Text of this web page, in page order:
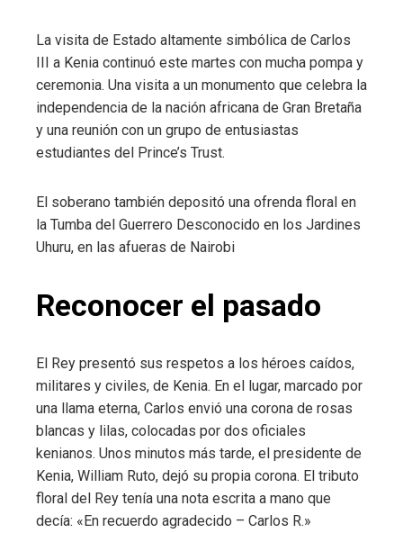
La visita de Estado altamente simbólica de Carlos
III a Kenia continuó este martes con mucha pompa y
ceremonia. Una visita a un monumento que celebra la
independencia de la nación africana de Gran Bretaña
y una reunión con un grupo de entusiastas
estudiantes del Prince’s Trust.
El soberano también depositó una ofrenda floral en
la Tumba del Guerrero Desconocido en los Jardines
Uhuru, en las afueras de Nairobi
Reconocer el pasado
El Rey presentó sus respetos a los héroes caídos,
militares y civiles, de Kenia. En el lugar, marcado por
una llama eterna, Carlos envió una corona de rosas
blancas y lilas, colocadas por dos oficiales
kenianos. Unos minutos más tarde, el presidente de
Kenia, William Ruto, dejó su propia corona. El tributo
floral del Rey tenía una nota escrita a mano que
decía: «En recuerdo agradecido – Carlos R.»